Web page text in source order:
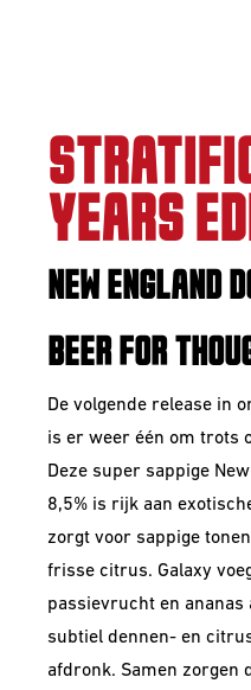
YEARS
NEW ENGLAND
BEER FOR
De volgende release in
is er weer één om trots
Deze super sappige
8,5% is rijk aan
zorgt voor sappige
frisse citrus. Galaxy
passievrucht en ananas
subtiel dennen- en
afdronk. Samen zorgen